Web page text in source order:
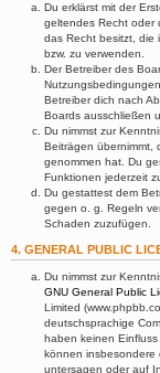
Du erklärst mit der
geltendes Recht oder
das Recht besitzt, die
bzw. zu verwenden.
Der Betreiber des
Betreiber dich nach
Boards ausschließen
Du nimmst zur
Beiträgen übernimmt,
genommen hat. Du
Funktionen jederzeit
Du gestattest dem
gegen o. g. Regeln
Schaden zuzufügen.
4. GENERAL PUBLIC
Du nimmst zur
GNU General Public
Limited
deutschsprachige
haben keinen
können insbesondere
untersagen oder auf